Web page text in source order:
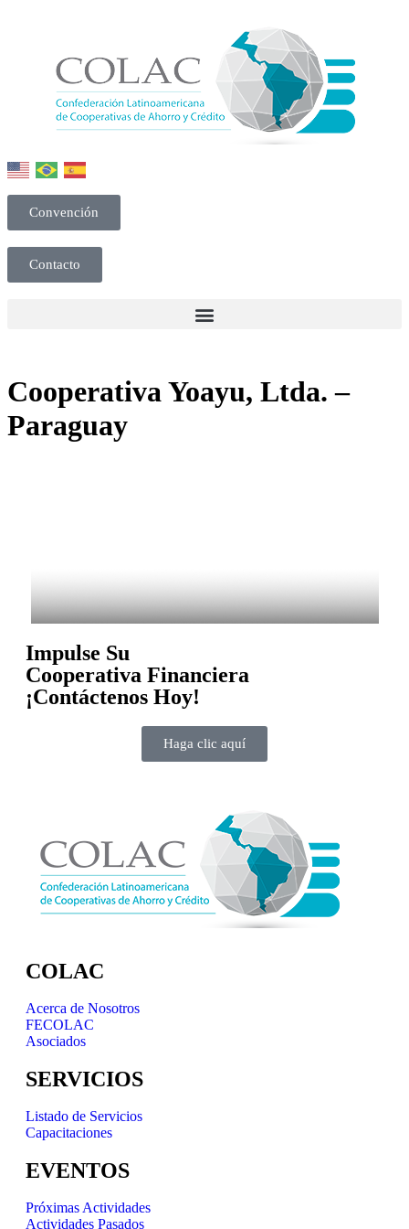
Convención
Contacto
Cooperativa Yoayu, Ltda. –
Paraguay
Impulse Su
Cooperativa Financiera
¡Contáctenos Hoy!
Haga clic aquí
COLAC
Acerca de Nosotros
FECOLAC
Asociados
SERVICIOS
Listado de Servicios
Capacitaciones
EVENTOS
Próximas Actividades
Actividades Pasados